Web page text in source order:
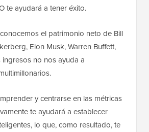
te ayudará a tener éxito.
el patrimonio neto de Bill
Elon Musk, Warren Buffett,
ingresos no nos ayuda a
y centrarse en las métricas
te ayudará a establecer
lo que, como resultado, te